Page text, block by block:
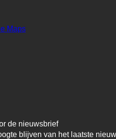
Maps
de nieuwsbrief
blijven van het laatste